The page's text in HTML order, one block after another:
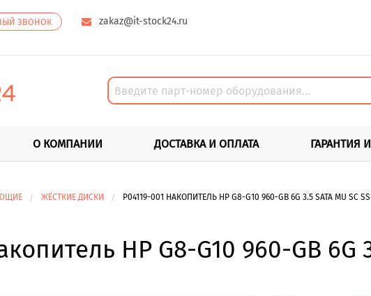
ЗВОНОК
zakaz@it-stock24.ru
О КОМПАНИИ ДОСТАВКА И ОПЛАТА ГАРАНТИЯ
ЖЁСТКИЕ ДИСКИ P04119-001 НАКОПИТЕЛЬ HP G8-G10 960-GB 6G 3.5 SATA MU SC
HP G8-G10 960-GB 6G